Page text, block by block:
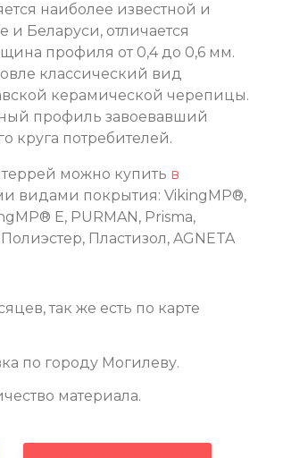
наиболее известной и
и Беларуси, отличается
профиля от 0,4 до 0,6 мм.
классический вид
керамической черепицы.
профиль завоевавший
круга потребителей.
можно купить в
видами покрытия: VikingMP®,
Е, PURMAN, Prisma,
Пластизол, AGNETA
так же есть по карте
по городу Могилеву.
материала.